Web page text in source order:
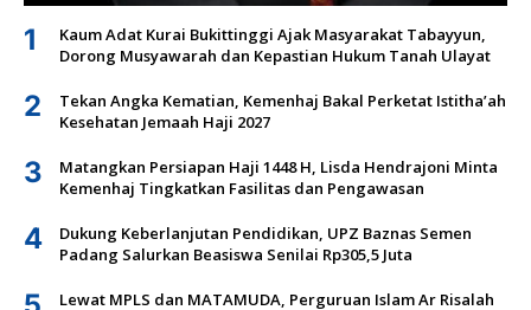
1
Kaum Adat Kurai Bukittinggi Ajak Masyarakat Tabayyun,
Dorong Musyawarah dan Kepastian Hukum Tanah Ulayat
2
Tekan Angka Kematian, Kemenhaj Bakal Perketat Istitha’ah
Kesehatan Jemaah Haji 2027
3
Matangkan Persiapan Haji 1448 H, Lisda Hendrajoni Minta
Kemenhaj Tingkatkan Fasilitas dan Pengawasan
4
Dukung Keberlanjutan Pendidikan, UPZ Baznas Semen
Padang Salurkan Beasiswa Senilai Rp305,5 Juta
Lewat MPLS dan MATAMUDA, Perguruan Islam Ar Risalah